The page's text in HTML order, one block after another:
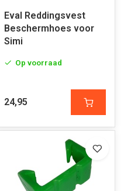
Eval Reddingsvest
Beschermhoes voor
Simi
Op voorraad
24,95